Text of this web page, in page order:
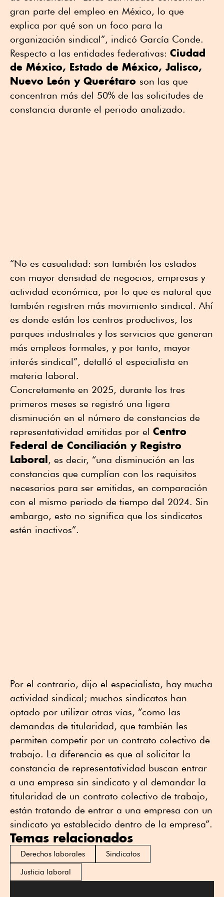
gran parte del empleo en México, lo que
explica por qué son un foco para la
organización sindical”, indicó García Conde.
Respecto a las entidades federativas: Ciudad
de México, Estado de México, Jalisco,
Nuevo León y Querétaro son las que
concentran más del 50% de las solicitudes de
constancia durante el periodo analizado.
“No es casualidad: son también los estados
con mayor densidad de negocios, empresas y
actividad económica, por lo que es natural que
también registren más movimiento sindical. Ahí
es donde están los centros productivos, los
parques industriales y los servicios que generan
más empleos formales, y por tanto, mayor
interés sindical”, detalló el especialista en
materia laboral.
Concretamente en 2025, durante los tres
primeros meses se registró una ligera
disminución en el número de constancias de
representatividad emitidas por el Centro
Federal de Conciliación y Registro
Laboral , es decir, “una disminución en las
constancias que cumplían con los requisitos
necesarios para ser emitidas, en comparación
con el mismo periodo de tiempo del 2024. Sin
embargo, esto no significa que los sindicatos
estén inactivos”.
Por el contrario, dijo el especialista, hay mucha
actividad sindical; muchos sindicatos han
optado por utilizar otras vías, “como las
demandas de titularidad, que también les
permiten competir por un contrato colectivo de
trabajo. La diferencia es que al solicitar la
constancia de representatividad buscan entrar
a una empresa sin sindicato y al demandar la
titularidad de un contrato colectivo de trabajo,
están tratando de entrar a una empresa con un
sindicato ya establecido dentro de la empresa”.
Temas relacionados
Derechos laborales
Sindicatos
Justicia laboral